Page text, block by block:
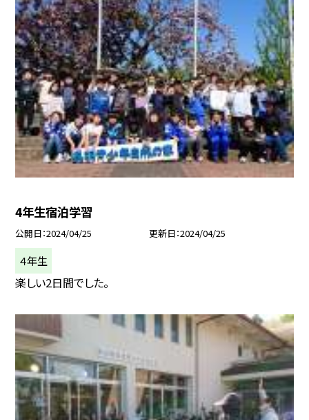
4年生宿泊学習
公開日 2024/04/25 更新日 2024/04/25
４年生
楽しい2日間でした。